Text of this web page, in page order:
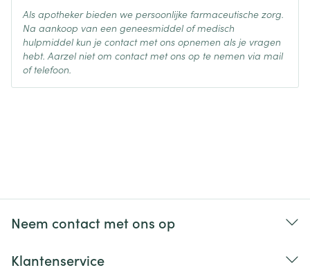
Als apotheker bieden we persoonlijke farmaceutische zorg.
Na aankoop van een geneesmiddel of medisch
hulpmiddel kun je contact met ons opnemen als je vragen
hebt. Aarzel niet om contact met ons op te nemen via mail
of telefoon.
Neem contact met ons op
Klantenservice